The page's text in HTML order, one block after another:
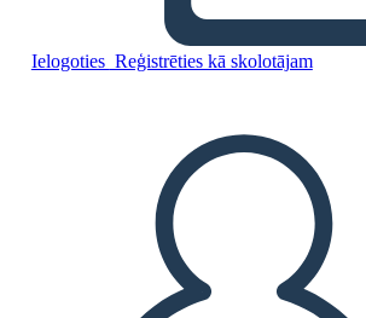
Ielogoties Reģistrēties kā skolotājam
IZVEIDOT STĀSTU SHĒMU
ATSKAŅOT SLAIDRĀDI
IZLASI MAN